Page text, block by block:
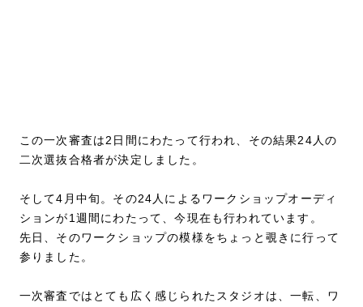
この一次審査は2日間にわたって行われ、その結果24人の
二次選抜合格者が決定しました。
そして4月中旬。その24人によるワークショップオーディ
ションが1週間にわたって、今現在も行われています。
先日、そのワークショップの模様をちょっと覗きに行って
参りました。
一次審査ではとても広く感じられたスタジオは、一転、ワ